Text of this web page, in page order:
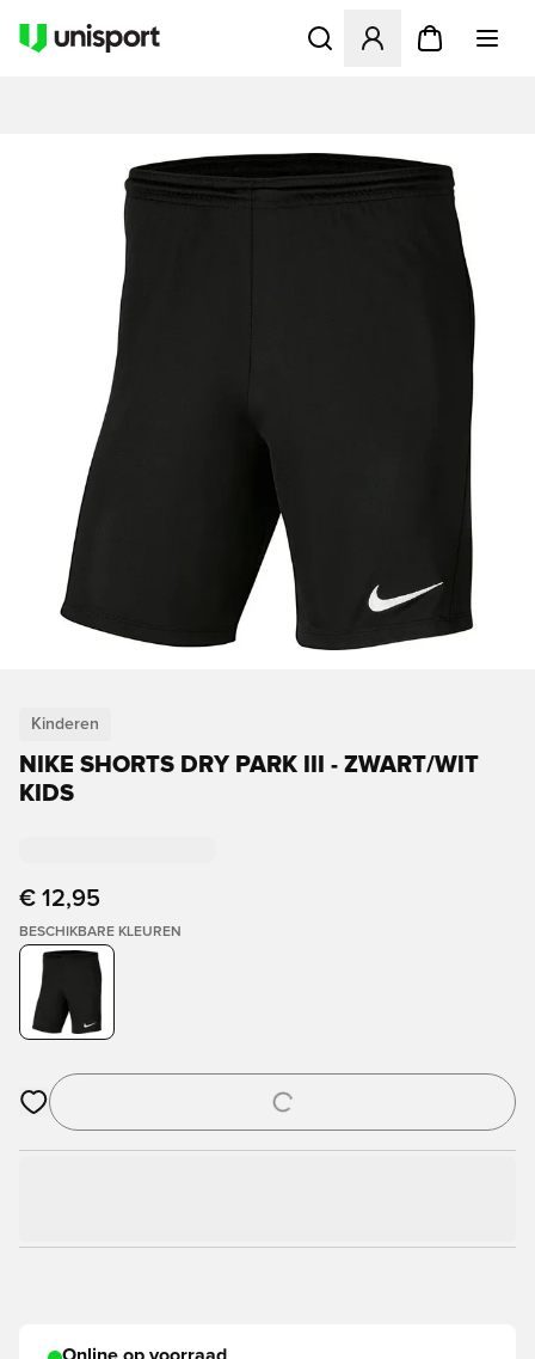
Opent een venster om in
Kinderen
NIKE SHORTS DRY PARK III - ZWART/WIT
KIDS
€ 12,95
BESCHIKBARE KLEUREN
Opent een venster om in te loggen of je aan te melden als lid